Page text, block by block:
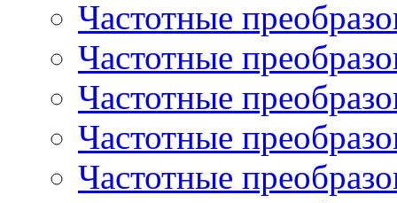
Частотные
Частотные
Частотные
Частотные
Частотные